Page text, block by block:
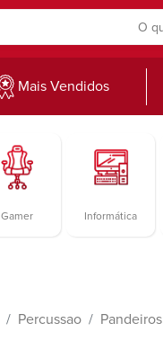
Mais Vendidos
Gamer Informática
Percussao Pandeiros